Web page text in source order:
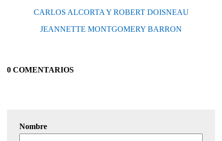
CARLOS ALCORTA Y ROBERT DOISNEAU
JEANNETTE MONTGOMERY BARRON
0 COMENTARIOS
Nombre